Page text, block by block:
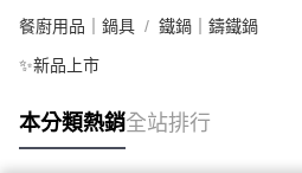
餐廚用品｜鍋具 鐵鍋｜鑄鐵鍋
✨新品上市
本分類熱銷全站排行